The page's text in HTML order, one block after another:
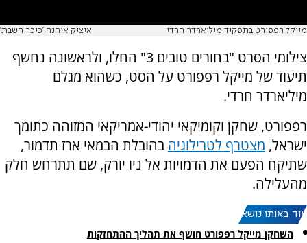
מייקל רפפורט בתפקיד מיליארדר חרדי איציק אוחנה 'כיכר השבת'
צילומי הסרט "בחורים טובים 3" החלו, ולראשונה נחשף
תיעוד של מייקל רפפורט על הסט, כשהוא מגלם
מיליארדר חרדי.
רפפורט, שחקן וקומיקאי יהודי-אמריקאי המזוהה כתומך
ישראל, מצטרף לטרילוגיה בהובלת הבמאי ארז תדמור,
שתיקח הפעם את הדמויות אל ניו יורק, שם תתרחש חלק
מהעלילה.
עוד באותו נושא:
השחקן מייקל רפפורט חושף את תהליך ההתחזקות